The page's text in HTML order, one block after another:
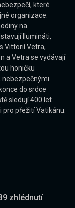
které
organizace:
na
Ilumináti,
Vittorií Vetra,
a Vetra se vydávají
honičku
nebezpečnými
do srdce
sledují 400 let
přežití Vatikánu.
zhlédnutí